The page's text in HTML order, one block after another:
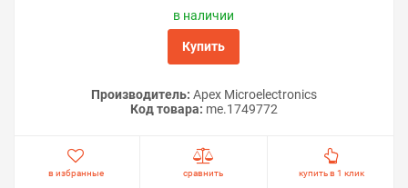
в наличии
Купить
Производитель: Apex Microelectronics
Код товара: me.1749772
в избранные сравнить купить в 1 клик